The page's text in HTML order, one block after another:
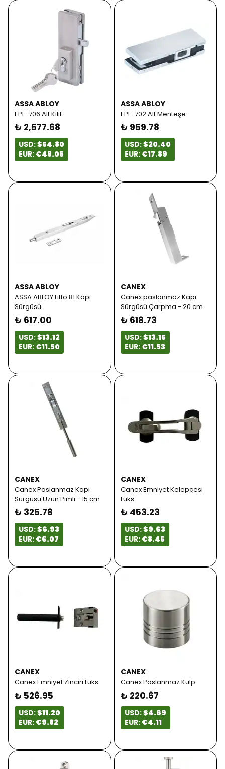
ASSA ABLOY
EPF-706 Alt Kilit
₺ 2,577.68
USD:$54.80
EUR: €48.05
ASSA ABLOY
EPF-702 Alt Menteşe
₺ 959.78
USD:$20.40
EUR: €17.89
ASSA ABLOY
ASSA ABLOY Litto 81 Kapı
Sürgüsü
₺ 617.00
USD:$13.12
EUR: €11.50
CANEX
Canex paslanmaz Kapı
Sürgüsü Çarpma - 20 cm
₺ 618.73
USD:$13.15
EUR: €11.53
CANEX
Canex Paslanmaz Kapı
Sürgüsü Uzun Pimli - 15 cm
₺ 325.78
USD:$6.93
EUR: €6.07
CANEX
Canex Emniyet Kelepçesi
Lüks
₺ 453.23
USD:$9.63
EUR: €8.45
CANEX
Canex Emniyet Zinciri Lüks
₺ 526.95
USD:$11.20
EUR: €9.82
CANEX
Canex Paslanmaz Kulp
₺ 220.67
USD:$4.69
EUR: €4.11